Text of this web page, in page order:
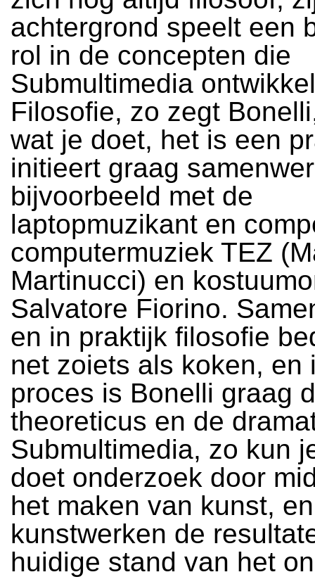
achtergrond speelt een
rol in de concepten die
Submultimedia
Filosofie, zo zegt
wat je doet, het is een
initieert graag
bijvoorbeeld met de
laptopmuzikant en
computermuziek TEZ
Martinucci) en
Salvatore Fiorino.
en in praktijk filosofie
net zoiets als koken, en
proces is Bonelli graag
theoreticus en de
Submultimedia, zo kun
doet onderzoek door
het maken van kunst,
kunstwerken de
huidige stand van het